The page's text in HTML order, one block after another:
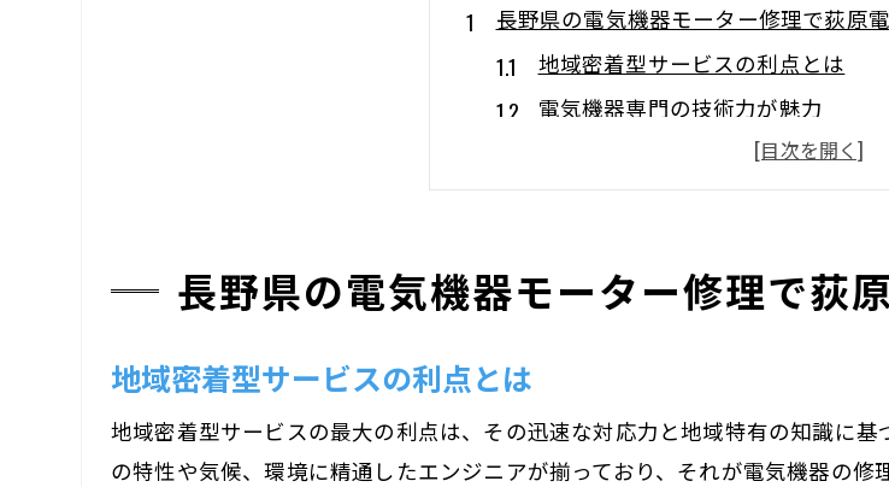
長野県の電気機器モーター修理で荻原
地域密着型サービスの利点とは
電気機器専門の技術力が魅力
顧客満足度の高いサポート体制
迅速な対応が可能な理由
長野県全域でのサポート力
緊急対応が求められる電気機器問題
迅速な対応を可能にする体制
長野県の電気機器モーター修理で荻
地域密着型サービスの利点とは
地域密着型サービスの最大の利点は、その迅速な対応力と地域特有の知識に
の特性や気候、環境に精通したエンジニアが揃っており、それが電気機器の